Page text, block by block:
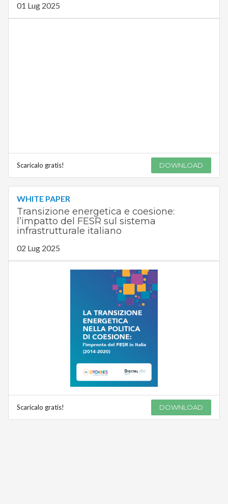
01 Lug 2025
Scaricalo gratis! DOWNLOAD
WHITE PAPER
Transizione energetica e coesione:
l’impatto del FESR sul sistema
infrastrutturale italiano
02 Lug 2025
Scaricalo gratis! DOWNLOAD